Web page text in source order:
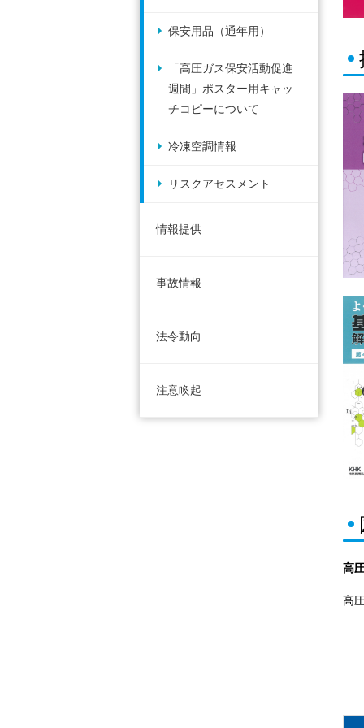
保安用品（通年用）
「高圧ガス保安活動促進
週間」ポスター用キャッ
チコピーについて
冷凍空調情報
リスクアセスメント
情報提供
事故情報
法令動向
注意喚起
高
高